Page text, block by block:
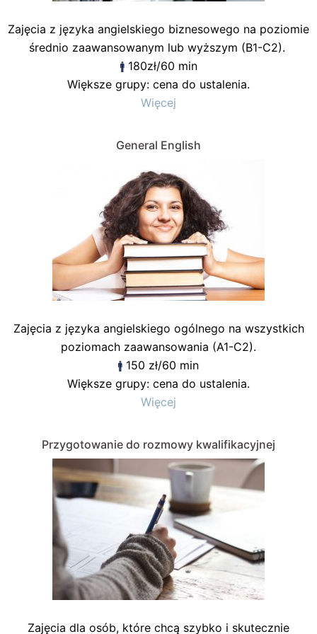
Zajęcia z języka angielskiego biznesowego na poziomie
średnio zaawansowanym lub wyższym (B1-C2).
180zł/60 min
Większe grupy: cena do ustalenia.
Więcej
General English
Zajęcia z języka angielskiego ogólnego na wszystkich
poziomach zaawansowania (A1-C2).
150 zł/60 min
Większe grupy: cena do ustalenia.
Więcej
Przygotowanie do rozmowy kwalifikacyjnej
Zajęcia dla osób, które chcą szybko i skutecznie